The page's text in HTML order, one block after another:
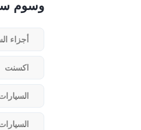
وسوم
أجزاء
اكسنت